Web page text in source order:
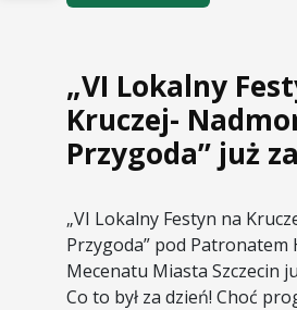
„VI Lokalny
Kruczej-
Przygoda” już
„VI Lokalny Festyn na
Przygoda” pod Patronatem
Mecenatu Miasta Szczecin
Co to był za dzień! Choć